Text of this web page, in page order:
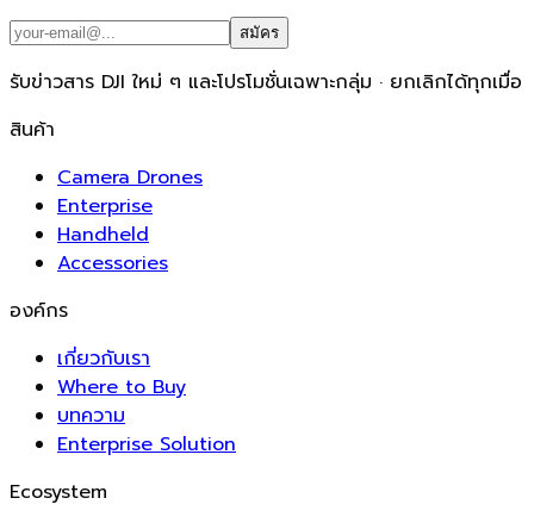
สมัคร
รับข่าวสาร DJI ใหม่ ๆ และโปรโมชั่นเฉพาะกลุ่ม · ยกเลิกได้ทุกเมื่อ
สินค้า
Camera Drones
Enterprise
Handheld
Accessories
องค์กร
เกี่ยวกับเรา
Where to Buy
บทความ
Enterprise Solution
Ecosystem